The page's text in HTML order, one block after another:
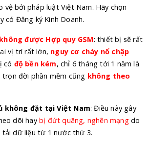
vệ bởi pháp luật Việt Nam. Hãy chọn
có Đăng ký Kinh Doanh.
không được Hợp quy GSM: thiết bị sẽ rất
vị trí rất lớn, nguy cơ cháy nổ chập
có độ bền kém, chỉ 6 tháng tới 1 năm là
đời phần mềm cũng không theo
không đặt tại Việt Nam: Điều này gây
dõi hay bị đứt quãng, nghẽn mạngdo
dữ liệu từ 1 nước thứ 3.